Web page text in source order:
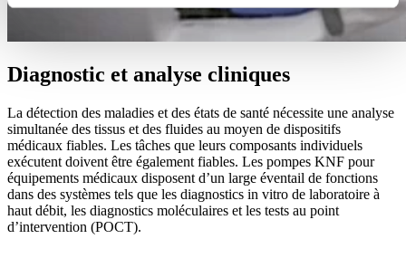
Diagnostic et analyse cliniques
La détection des maladies et des états de santé nécessite une analyse
simultanée des tissus et des fluides au moyen de dispositifs
médicaux fiables. Les tâches que leurs composants individuels
exécutent doivent être également fiables. Les pompes KNF pour
équipements médicaux disposent d’un large éventail de fonctions
dans des systèmes tels que les diagnostics in vitro de laboratoire à
haut débit, les diagnostics moléculaires et les tests au point
d’intervention (POCT).